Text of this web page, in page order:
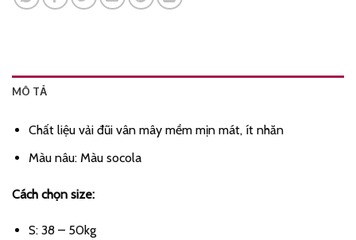
MÔ TẢ
Chất liệu vải đũi vân mây mềm mịn mát, ít nhăn
Màu nâu: Màu socola
Cách chọn size:
S: 38 – 50kg